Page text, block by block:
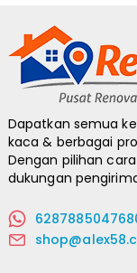
Dapatkan semua
kaca & berbagai
Dengan pilihan
dukungan